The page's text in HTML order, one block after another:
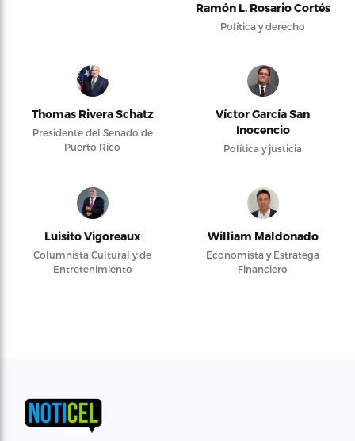
Ramón L. Rosario Cortés
Política y derecho
Thomas Rivera Schatz
Presidente del Senado de
Puerto Rico
Víctor García San
Inocencio
Política y justicia
Luisito Vigoreaux
Columnista Cultural y de
Entretenimiento
William Maldonado
Economista y Estratega
Financiero